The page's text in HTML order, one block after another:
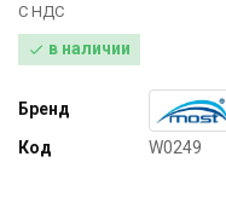
С НДС
 в наличии
Бренд
Код
W0249